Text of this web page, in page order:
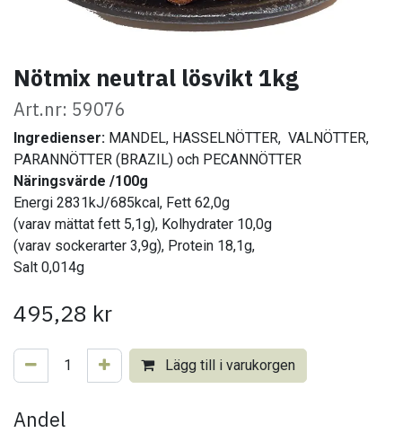
Nötmix neutral lösvikt 1kg
Art.nr: 59076
Ingredienser: MANDEL, HASSELNÖTTER, VALNÖTTER,
PARANNÖTTER (BRAZIL) och PECANNÖTTER
Näringsvärde /100g
Energi 2831kJ/685kcal, Fett 62,0g
(varav mättat fett 5,1g), Kolhydrater 10,0g
(varav sockerarter 3,9g), Protein 18,1g,
Salt 0,014g
495,28 kr
Lägg till i varukorgen
Andel